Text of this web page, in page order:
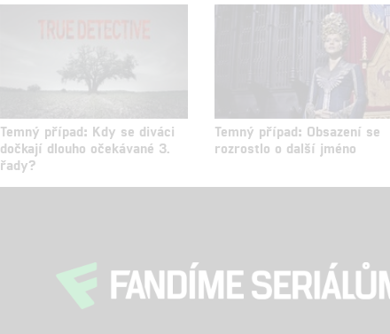
Temný případ: Kdy se diváci
dočkají dlouho očekávané 3.
řady?
Temný případ: Obsazení se
rozrostlo o další jméno